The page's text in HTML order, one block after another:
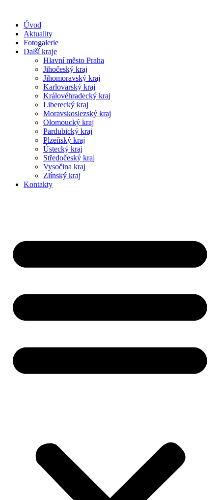
Úvod
Aktuality
Fotogalerie
Další kraje
Hlavní město Praha
Jihočeský kraj
Jihomoravský kraj
Karlovarský kraj
Královéhradecký kraj
Liberecký kraj
Moravskoslezský kraj
Olomoucký kraj
Pardubický kraj
Plzeňský kraj
Ústecký kraj
Středočeský kraj
Vysočina kraj
Zlínský kraj
Kontakty